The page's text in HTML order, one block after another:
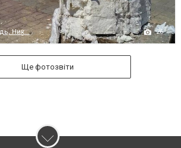
Ник... 26
Ще фотозвіти